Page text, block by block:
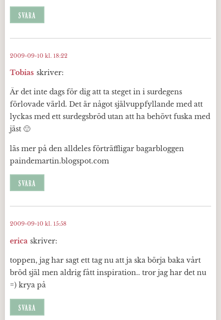
SVARA
Tobias skriver:
2009-09-10 kl. 18:22
Är det inte dags för dig att ta steget in i surdegens
förlovade värld. Det är något självuppfyllande med att
lyckas med ett surdegsbröd utan att ha behövt fuska med
jäst 🙂
läs mer på den alldeles förträffligar bagarbloggen
paindemartin.blogspot.com
SVARA
erica skriver:
2009-09-10 kl. 15:58
toppen, jag har sagt ett tag nu att ja ska börja baka vårt
bröd själ men aldrig fått inspiration.. tror jag har det nu
=) krya på
SVARA